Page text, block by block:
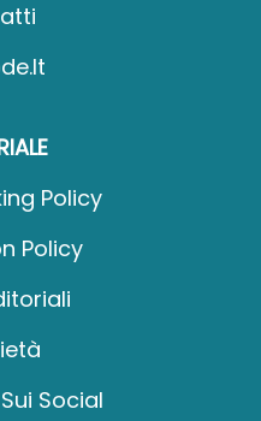
Policy
Policy
Social